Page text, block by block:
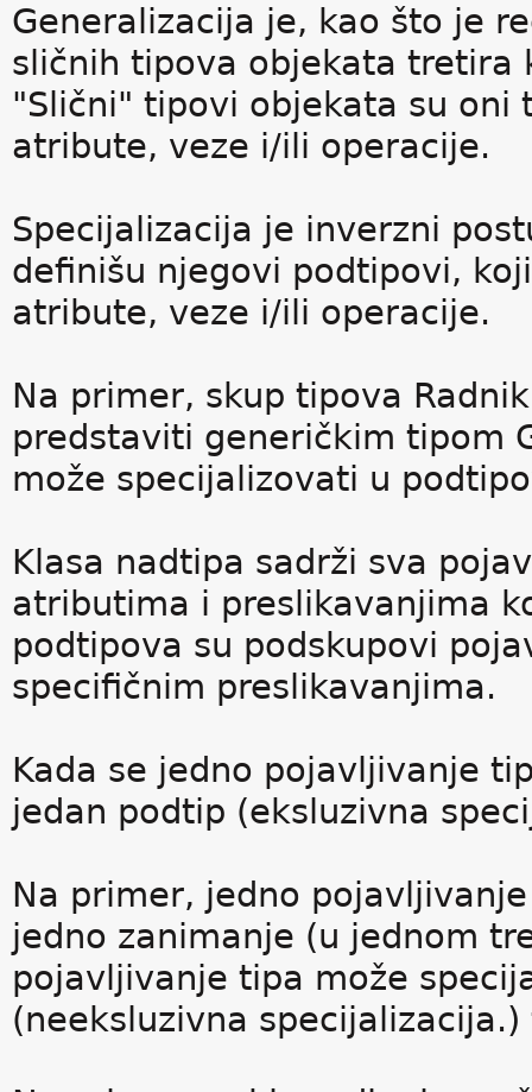
Generalizacija je, kao što je
sličnih tipova objekata tretira
"Slični" tipovi objekata su oni
atribute, veze i/ili operacije.
Specijalizacija je inverzni
definišu njegovi podtipovi,
atribute, veze i/ili operacije.
Na primer, skup tipova
predstaviti generičkim tipom
može specijalizovati u
Klasa nadtipa sadrži sva
atributima i preslikavanjima
podtipova su podskupovi
specifičnim preslikavanjima.
Kada se jedno pojavljivanje
jedan podtip (eksluzivna
Na primer, jedno
jedno zanimanje (u jednom
pojavljivanje tipa može
(neeksluzivna